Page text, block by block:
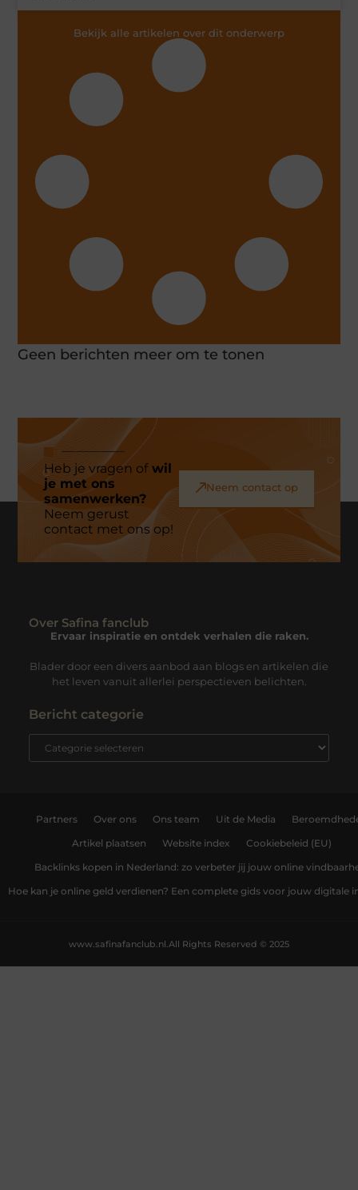
Bekijk alle artikelen over dit onderwerp
Geen berichten meer om te tonen
Heb je vragen ofwil
je met ons
samenwerken?
Neem gerust
contact met ons op!
Neem contact op
Over Safina fanclub
Ervaar inspiratie en ontdek verhalen die raken.
Blader door een divers aanbod aan blogs en artikelen die
het leven vanuit allerlei perspectieven belichten.
Bericht categorie
Partners Over ons Ons team Uit de Media
Artikel plaatsen Website index Cookiebeleid (EU)
Backlinks kopen in Nederland: zo verbeter jij jouw online
Hoe kan je online geld verdienen? Een complete gids voor jouw digitale
All Rights Reserved © 2025
www.safinafanclub.nl.